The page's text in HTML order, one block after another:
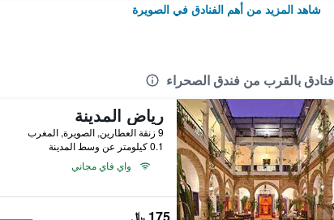
شاهد المزيد من أهم الفنادق في الصويرة
فنادق بالقرب من فندق الصحراء
رياض المدينة
9 زنقة العطارين, الصويرة, المغرب
0.1 كيلومتر عن وسط المدينة
واي فاي مجاني
175 ﷼